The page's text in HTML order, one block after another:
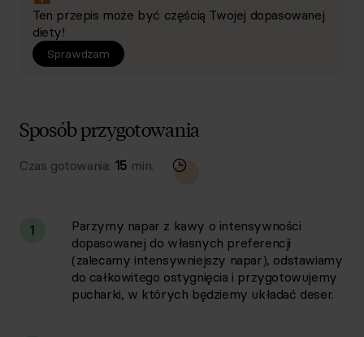
Ten przepis może być częścią Twojej dopasowanej
diety!
Sprawdzam
Sposób przygotowania
Czas gotowania: 15 min.
1
Parzymy napar z kawy o intensywności
dopasowanej do własnych preferencji
(zalecamy intensywniejszy napar), odstawiamy
do całkowitego ostygnięcia i przygotowujemy
pucharki, w których będziemy układać deser.